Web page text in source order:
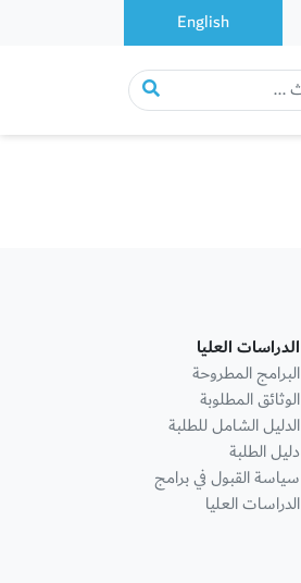
English
الدراسات العليا
البرامج المطروحة
الوثائق المطلوبة
الدليل الشامل للطلبة
دليل الطلبة
سياسة القبول في برامج
الدراسات العليا